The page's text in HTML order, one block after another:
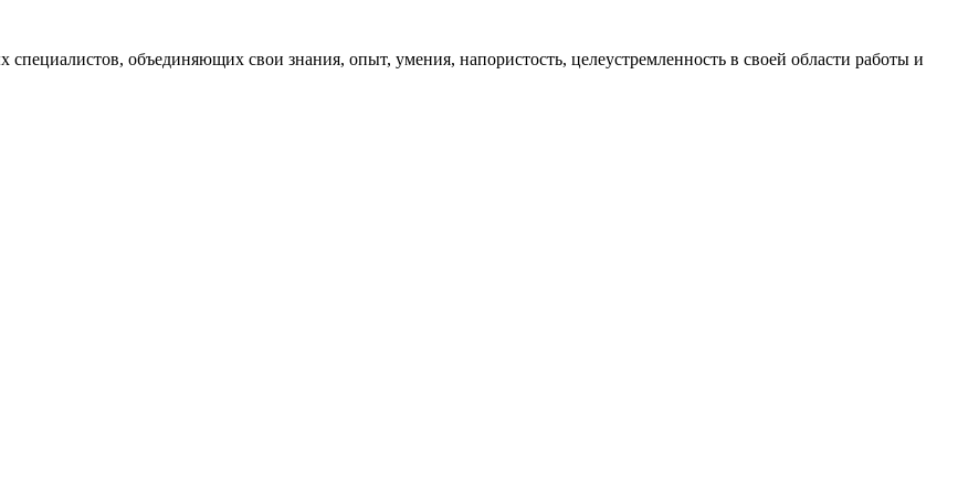
объединяющих свои знания, опыт, умения, напористость, целеустремленность в своей области работы и